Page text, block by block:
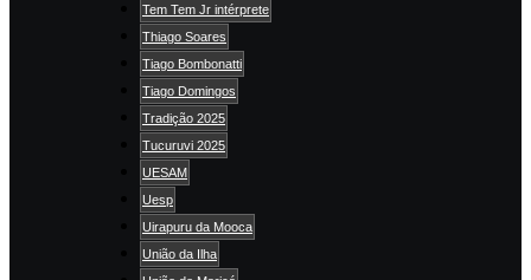
Tem Tem Jr intérprete
Thiago Soares
Tiago Bombonatti
Tiago Domingos
Tradição 2025
Tucuruvi 2025
UESAM
Uesp
Uirapuru da Mooca
União da Ilha